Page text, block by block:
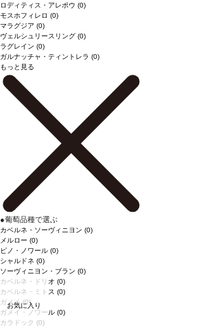
お気に入り
ロディティス・アレポウ (0)
モスホフィレロ (0)
マラグジア (0)
ヴェルシュリースリング (0)
ラグレイン (0)
ガルナッチャ・ティントレラ (0)
もっと見る
●葡萄品種で選ぶ
カベルネ・ソーヴィニヨン (0)
メルロー (0)
ピノ・ノワール (0)
シャルドネ (0)
ソーヴィニヨン・ブラン (0)
カベルネ・ドリオ (0)
カベルネ・ミトス (0)
ガメイ(0)
ガメイ・ノワール (0)
カラドック (0)